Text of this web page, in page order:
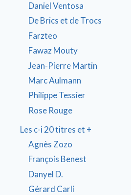
Daniel Ventosa
De Brics et de Trocs
Farzteo
Fawaz Mouty
Jean-Pierre Martin
Marc Aulmann
Philippe Tessier
Rose Rouge
Les c-i 20 titres et +
Agnès Zozo
François Benest
Danyel D.
Gérard Carli